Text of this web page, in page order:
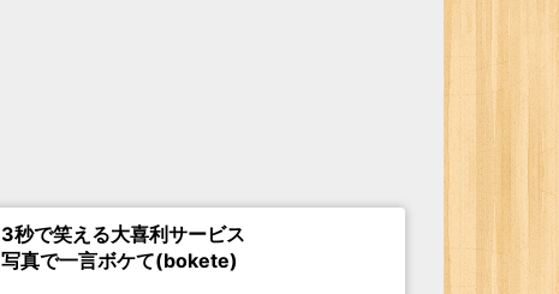
3秒で笑える大喜利サービス
写真で一言ボケて(bokete)